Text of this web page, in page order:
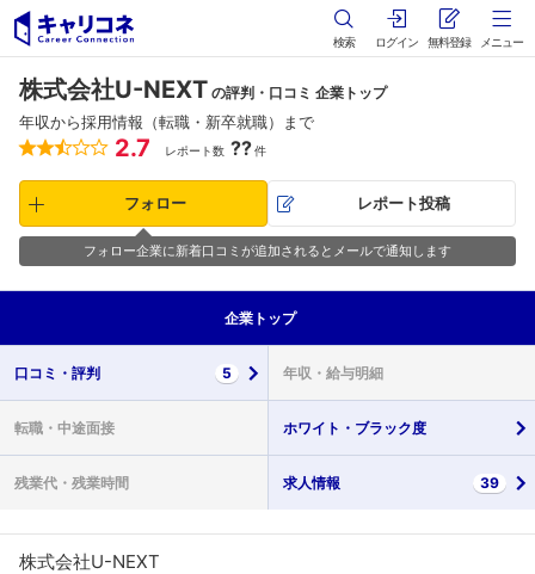
検索 ログイン 無料登録 メニュー
株式会社U-NEXT の評判・口コミ 企業トップ
年収から採用情報（転職・新卒就職）まで
2.7 レポート数 ??件
フォロー レポート投稿
フォロー企業に新着口コミが追加されるとメールで通知します
企業 トップ
口コミ・ 評判 5 年収・ 給与明細
転職・ 中途面接 ホワイト・ ブラック度
残業代・ 残業時間 求人情報 39
株式会社U-NEXT